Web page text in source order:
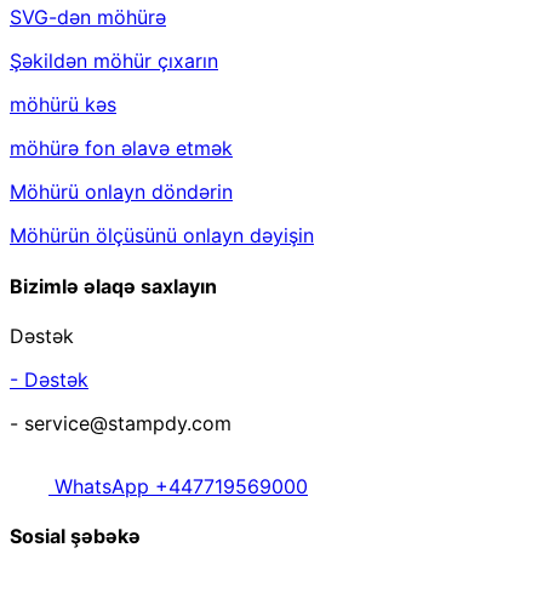
SVG-dən möhürə
Şəkildən möhür çıxarın
möhürü kəs
möhürə fon əlavə etmək
Möhürü onlayn döndərin
Möhürün ölçüsünü onlayn dəyişin
Bizimlə əlaqə saxlayın
Dəstək
- Dəstək
- service@stampdy.com
WhatsApp +447719569000
Sosial şəbəkə